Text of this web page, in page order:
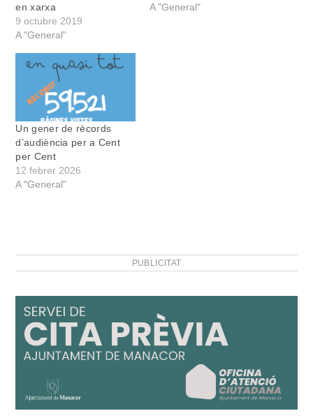
en xarxa
9 octubre 2019
A "General"
A "General"
Un gener de rècords
d’audiència per a Cent
per Cent
12 febrer 2026
A "General"
PUBLICITAT